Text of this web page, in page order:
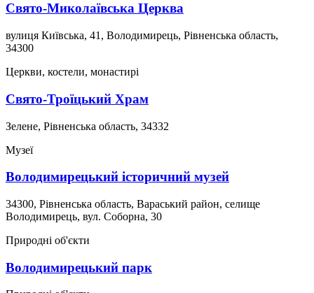
Свято-Миколаївська Церква
вулиця Київська, 41, Володимирець, Рівненська область,
34300
Церкви, костели, монастирі
Свято-Троїцький Храм
Зелене, Рівненська область, 34332
Музеї
Володимирецький історичний музей
34300, Рівненська область, Вараський район, селище
Володимирець, вул. Соборна, 30
Природні об'єкти
Володимирецький парк